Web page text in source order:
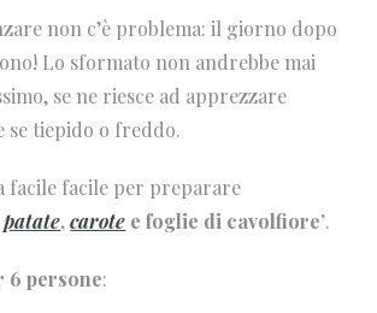
non c’è problema: il giorno dopo
Lo sformato non andrebbe mai
se ne riesce ad apprezzare
se tiepido o freddo.
facile facile per preparare
patate,carote e foglie di cavolfiore’.
6 persone: